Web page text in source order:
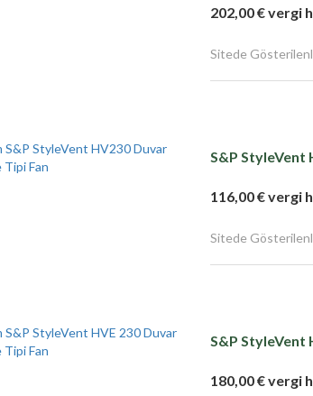
202,00 € vergi
Sitede
S&P StyleVent
116,00 € vergi
Sitede
S&P StyleVent
180,00 € vergi